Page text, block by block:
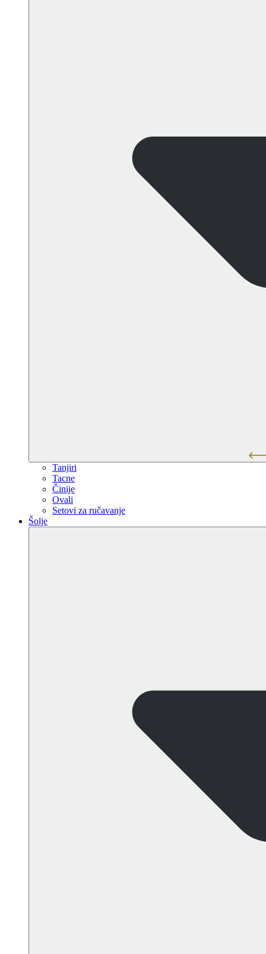
Tanjiri
Tacne
Činije
Ovali
Setovi za ručavanje
Šolje